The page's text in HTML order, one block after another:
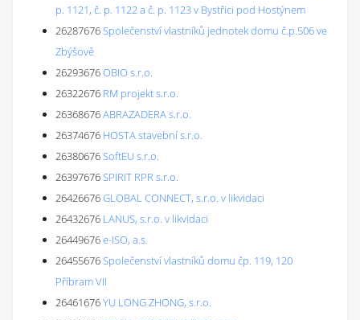
p. 1121, č. p. 1122 a č. p. 1123 v Bystřici pod Hostýnem
26287676Společenství vlastníků jednotek domu č.p.506 ve
Zbýšově
26293676OBIO s.r.o.
26322676 RM projekt s.r.o.
26368676ABRAZADERA s.r.o.
26374676 HOSTA stavební s.r.o.
26380676SoftEU s.r.o.
26397676SPIRIT RPR s.r.o.
26426676GLOBAL CONNECT, s.r.o. v likvidaci
26432676 LANUS, s.r.o. v likvidaci
26449676e-ISO, a.s.
26455676Společenství vlastníků domu čp. 119, 120
Příbram VII
26461676YU LONG ZHONG, s.r.o.